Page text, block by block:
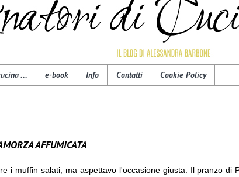
... e-book Info Contatti Cookie Policy
AFFUMICATA
i muffin salati, ma aspettavo l'occasione giusta. Il pranzo di